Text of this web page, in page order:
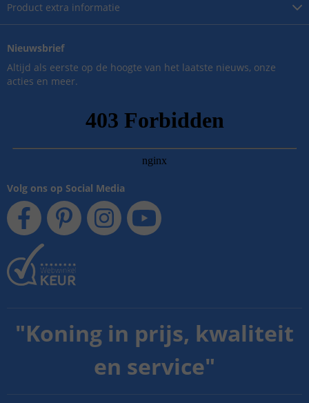
Product extra informatie
Nieuwsbrief
Altijd als eerste op de hoogte van het laatste nieuws, onze
acties en meer.
Volg ons op Social Media
"Koning in prijs, kwaliteit
en service"